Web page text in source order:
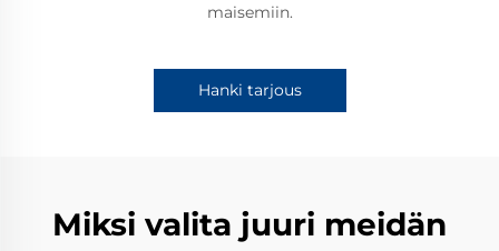
maisemiin.
Hanki tarjous
Miksi valita juuri meidän